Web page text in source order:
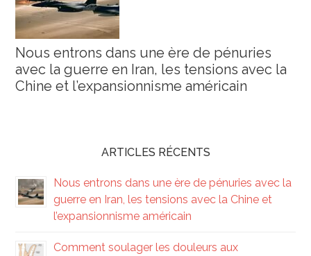
Nous entrons dans une ère de pénuries
avec la guerre en Iran, les tensions avec la
Chine et l’expansionnisme américain
ARTICLES RÉCENTS
Nous entrons dans une ère de pénuries avec la
guerre en Iran, les tensions avec la Chine et
l’expansionnisme américain
Comment soulager les douleurs aux